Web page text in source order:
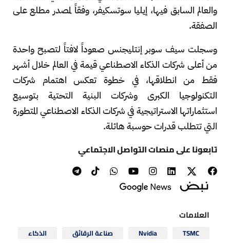
والعالم السابق فيها، إيليا سوتسكيفر، وفقاً لمصدر مطلع على
الصفقة.
وسجلت سيف سوبر إنتليجنس صعوداً لافتاً لتصبح واحدة
من أعلى شركات الذكاء الاصطناعي قيمة في العالم خلال أشهر
فقط من انطلاقها، في خطوة تعكس اهتمام شركات
التكنولوجيا الكبرى وشركات البنية التحتية بتوسيع
استثماراتها الاستراتيجية في شركات الذكاء الاصطناعي المتطورة
التي تتطلب قدرات حوسبة هائلة.
تابعونا على منصات التواصل الاجتماعي
العلامات
TSMC
Nvidia صناعة الرقائق الذكاء